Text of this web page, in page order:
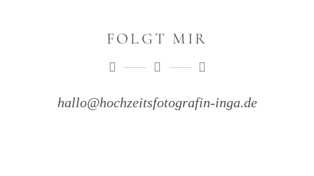
FOLGT MIR
hallo@hochzeitsfotografin-inga.de